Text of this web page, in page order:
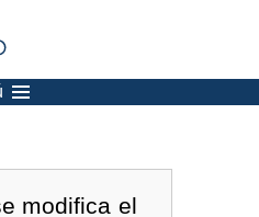
modifica el